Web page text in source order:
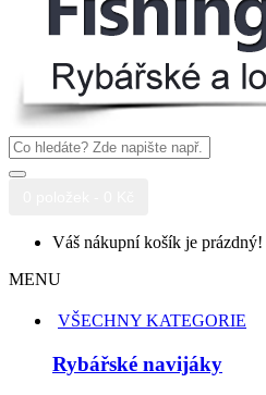
Váš nákupní košík je prázdný!
MENU
VŠECHNY KATEGORIE
Rybářské navijáky